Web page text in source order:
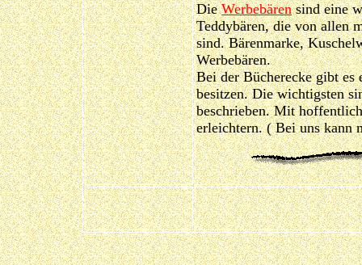
DieWerbebärensind eine
Teddybären, die von allen
sind. Bärenmarke,
Werbebären.
Bei der Bücherecke gibt
besitzen. Die wichtigsten
beschrieben. Mit
erleichtern. ( Bei uns kann